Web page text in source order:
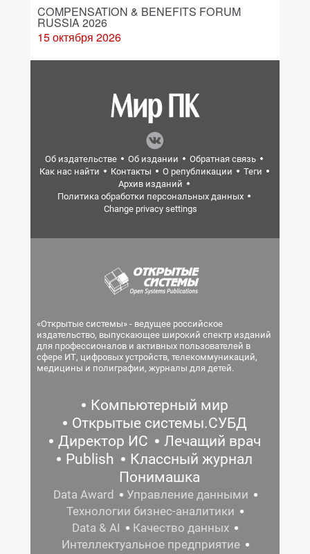
COMPENSATION & BENEFITS FORUM
RUSSIA 2026
15 октября 2026
Об издательстве Об издании
Обратная связь
Как нас найти
Контакты О републикации
Теги
Архив изданий
Политика обработки персональных данных
Change privacy settings
«Открытые системы» - ведущее российское
издательство, выпускающее широкий спектр изданий
для профессионалов и активных пользователей в
сфере ИТ, цифровых устройств, телекоммуникаций,
медицины и полиграфии, журналы для детей.
Компьютерный мир
Открытые системы.СУБД
Директор ИС
Лечащий врач
Publish
Классный журнал
Понимашка
Data Award
Управление данными
Технологии бизнес-аналитики
Data & AI
Качество данных
Интеллектуальное предприятие